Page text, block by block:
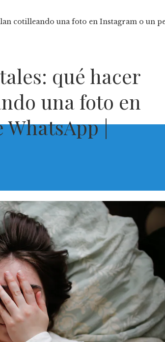
cotilleando una foto en Instagram o un
qué hacer
una foto en
|